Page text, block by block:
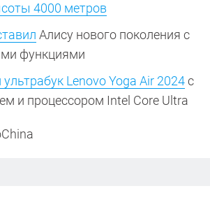
4000 метров
Алису нового поколения с
функциями
Lenovo Yoga Air 2024с
и процессором Intel Core Ultra